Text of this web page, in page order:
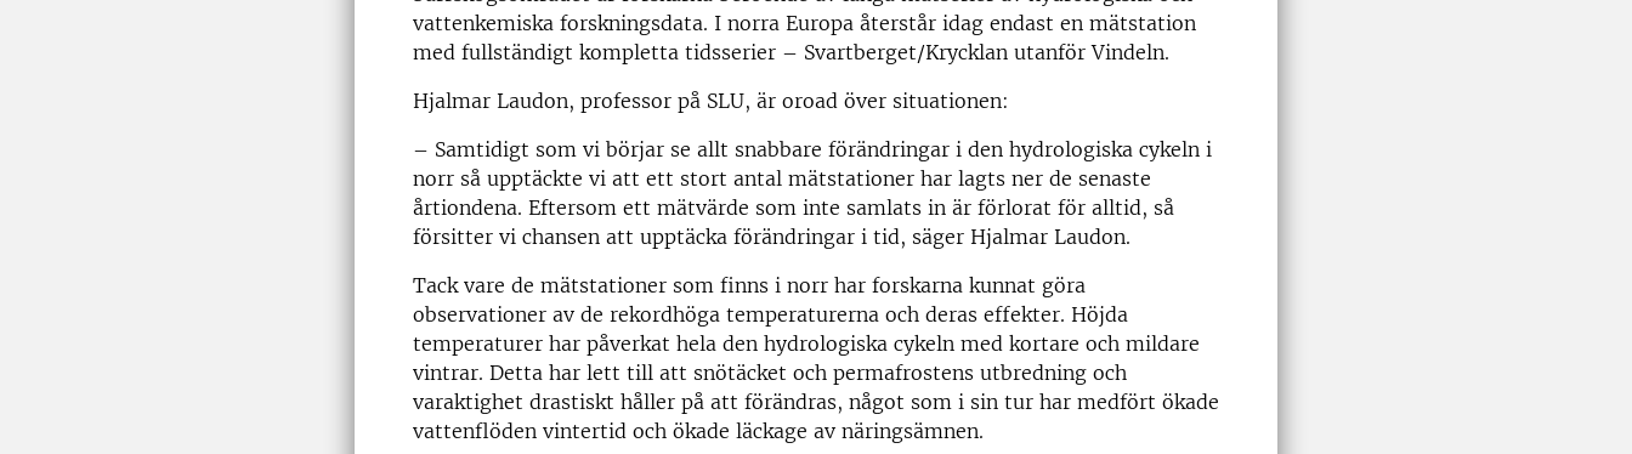
vattenkemiska forskningsdata. I norra Europa återstår idag endast en mätstation
med fullständigt kompletta tidsserier – Svartberget/Krycklan utanför Vindeln.
Hjalmar Laudon, professor på SLU, är oroad över situationen:
– Samtidigt som vi börjar se allt snabbare förändringar i den hydrologiska cykeln i
norr så upptäckte vi att ett stort antal mätstationer har lagts ner de senaste
årtiondena. Eftersom ett mätvärde som inte samlats in är förlorat för alltid, så
försitter vi chansen att upptäcka förändringar i tid, säger Hjalmar Laudon.
Tack vare de mätstationer som finns i norr har forskarna kunnat göra
observationer av de rekordhöga temperaturerna och deras effekter. Höjda
temperaturer har påverkat hela den hydrologiska cykeln med kortare och mildare
vintrar. Detta har lett till att snötäcket och permafrostens utbredning och
varaktighet drastiskt håller på att förändras, något som i sin tur har medfört ökade
vattenflöden vintertid och ökade läckage av näringsämnen.